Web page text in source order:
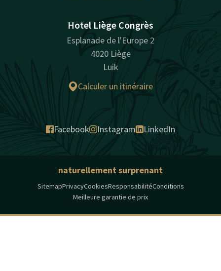
Hotel Liège Congrès
Esplanade de l'Europe 2
4020 Liège
Luik
Calculer un itinéraire
Facebook Instagram LinkedIn
naturellement surprenant
SitemapPrivacyCookiesResponsabilitéConditions
Meilleure garantie de prix